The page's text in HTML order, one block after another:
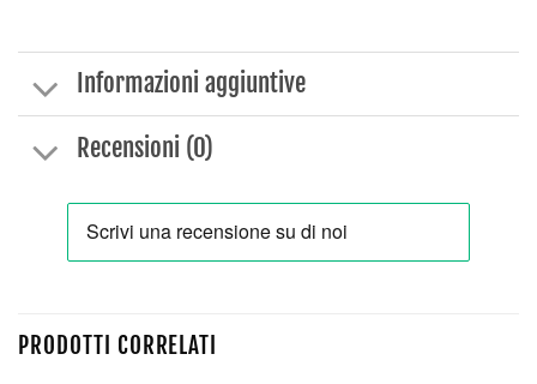
Informazioni aggiuntive
Recensioni (0)
PRODOTTI CORRELATI